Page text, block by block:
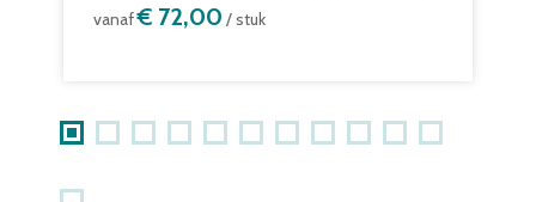
vanaf€ 72,00 / stuk